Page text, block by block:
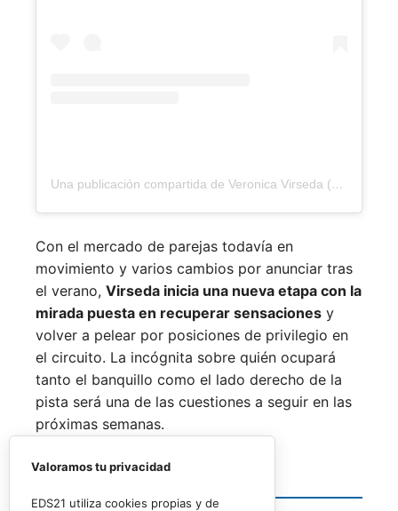
Una publicación compartida de Veronica Virseda (@verovirseda)
Con el mercado de parejas todavía en
movimiento y varios cambios por anunciar tras
el verano, Virseda inicia una nueva etapa con la
mirada puesta en recuperar sensaciones y
volver a pelear por posiciones de privilegio en
el circuito. La incógnita sobre quién ocupará
tanto el banquillo como el lado derecho de la
pista será una de las cuestiones a seguir en las
próximas semanas.
Siguiente noticia
Valoramos tu privacidad
EDS21 utiliza cookies propias y de